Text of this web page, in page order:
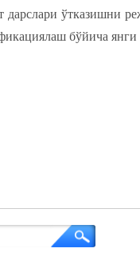
дарслари ўтказишни
бўйича